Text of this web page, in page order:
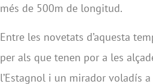
més de 500m de longitud.
Entre les novetats d’aquesta
per als que tenen por a les
l’Estagnol i un mirador voladís